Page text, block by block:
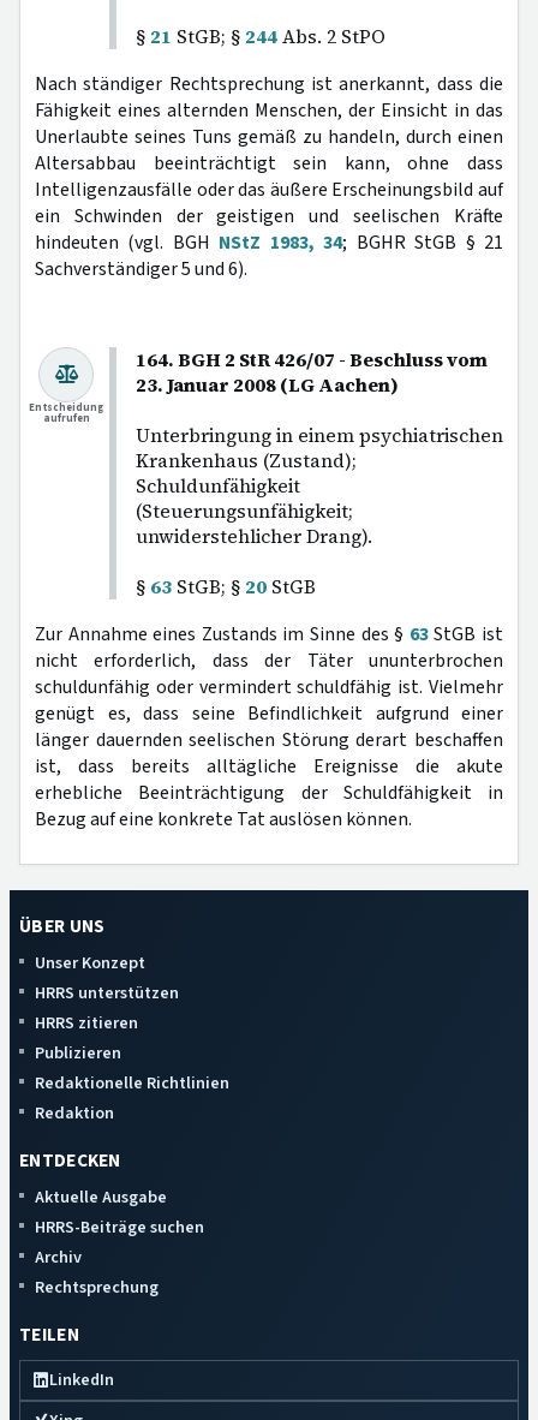
§ 21 StGB; § 244Abs. 2 StPO
Nach ständiger Rechtsprechung ist anerkannt, dass die
Fähigkeit eines alternden Menschen, der Einsicht in das
Unerlaubte seines Tuns gemäß zu handeln, durch einen
Altersabbau beeinträchtigt sein kann, ohne dass
Intelligenzausfälle oder das äußere Erscheinungsbild auf
ein Schwinden der geistigen und seelischen Kräfte
hindeuten (vgl. BGH NStZ 1983, 34; BGHR StGB § 21
Sachverständiger 5 und 6).
164. BGH 2 StR 426/07 - Beschluss vom
23. Januar 2008 (LG Aachen)
Unterbringung in einem psychiatrischen
Krankenhaus (Zustand);
Schuldunfähigkeit
(Steuerungsunfähigkeit;
unwiderstehlicher Drang).
§ 63 StGB; § 20 StGB
Entscheidung
aufrufen
Zur Annahme eines Zustands im Sinne des § 63StGB ist
nicht erforderlich, dass der Täter ununterbrochen
schuldunfähig oder vermindert schuldfähig ist. Vielmehr
genügt es, dass seine Befindlichkeit aufgrund einer
länger dauernden seelischen Störung derart beschaffen
ist, dass bereits alltägliche Ereignisse die akute
erhebliche Beeinträchtigung der Schuldfähigkeit in
Bezug auf eine konkrete Tat auslösen können.
ÜBER UNS
Unser Konzept
HRRS unterstützen
HRRS zitieren
Publizieren
Redaktionelle Richtlinien
Redaktion
ENTDECKEN
Aktuelle Ausgabe
HRRS-Beiträge suchen
Archiv
Rechtsprechung
TEILEN
LinkedIn